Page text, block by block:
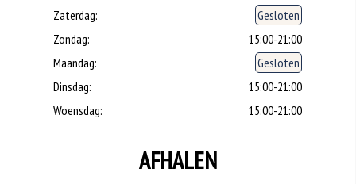
Zaterdag:
Gesloten
Zondag:
15:00-21:00
Maandag:
Gesloten
Dinsdag:
15:00-21:00
Woensdag:
15:00-21:00
AFHALEN